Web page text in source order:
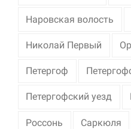
Наровская волость
Николай Первый
Петергоф
Петергофский уезд
Россонь Саркюля